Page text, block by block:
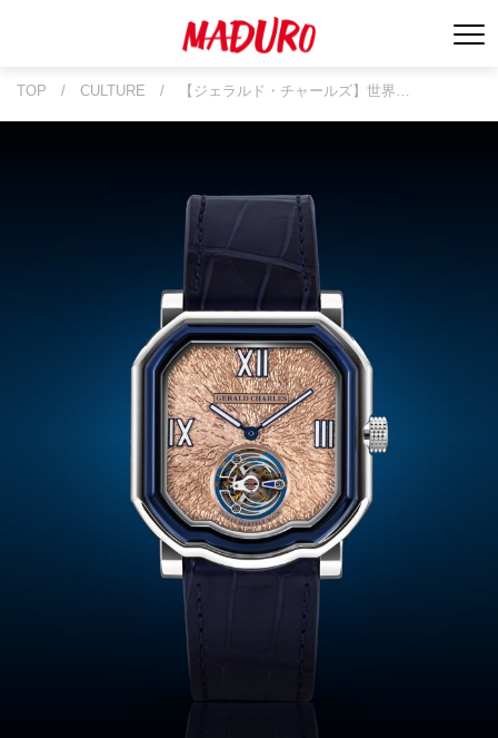
TOP / CULTURE / 【ジェラルド・チャールズ】世界…